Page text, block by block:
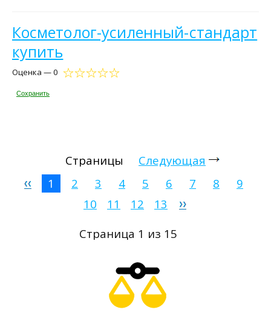
Косметолог-усиленный-стандарт
купить
Оценка — 0
Сохранить
Страницы
Следующая
1
2 3 4 5 6 7 8
9
10
11 12
13
Страница 1 из 15